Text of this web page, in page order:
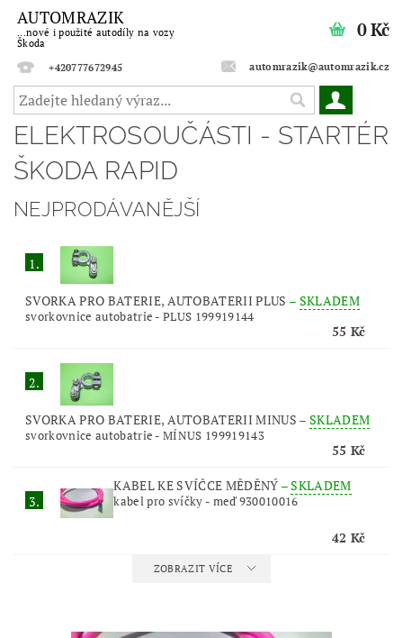
AUTOMRAZIK
...nové i použité autodíly na vozy
Škoda
+420777672945
automrazik@automrazik.cz
0 Kč
ELEKTROSOUČÁSTI - STARTÉR
ŠKODA RAPID
NEJPRODÁVANĚJŠÍ
1.
SVORKA PRO BATERIE, AUTOBATERII PLUS – SKLADEM
svorkovnice autobatrie - PLUS 199919144
55 Kč
2.
SVORKA PRO BATERIE, AUTOBATERII MINUS – SKLADEM
svorkovnice autobatrie - MÍNUS 199919143
55 Kč
3.
KABEL KE SVÍČCE MĚDĚNÝ –SKLADEM
kabel pro svíčky - meď 930010016
42 Kč
ZOBRAZIT VÍCE